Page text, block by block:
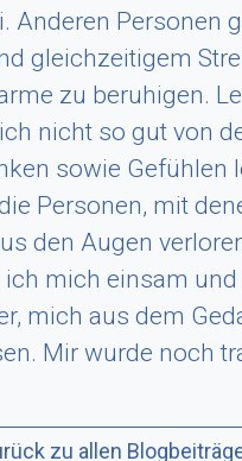
Anderen Personen
gleichzeitigem
zu beruhigen.
nicht so gut von
sowie Gefühlen
Personen, mit
den Augen
mich einsam und
mich aus dem
Mir wurde noch
zu allen